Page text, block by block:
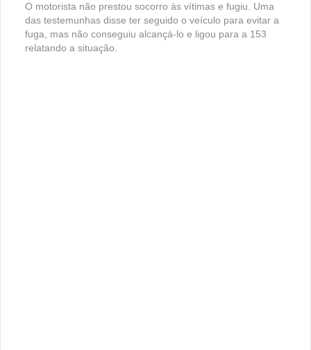
O motorista não prestou socorro às vítimas e fugiu. Uma
das testemunhas disse ter seguido o veículo para evitar a
fuga, mas não conseguiu alcançá-lo e ligou para a 153
relatando a situação.